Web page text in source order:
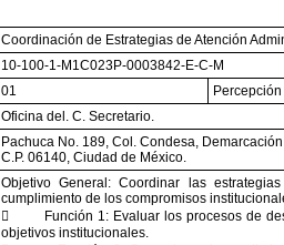
Coordinación de Estrategias de Atención
10-100-1-M1C023P-0003842-E-C-M
01
Oficina del. C. Secretario.
Pachuca No. 189, Col. Condesa,
C.P. 06140, Ciudad de México.
Objetivo General: Coordinar las
cumplimiento de los compromisos

Función 1: Evaluar los procesos de
objetivos institucionales.